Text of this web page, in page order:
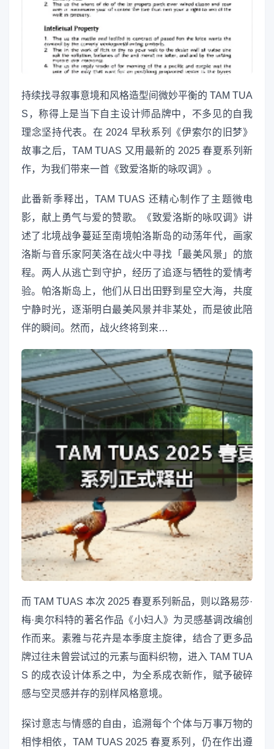
持续找寻叙事意境和风格造型间微妙平衡的 TAM TUA
S，称得上是当下自主设计师品牌中，不多见的自我
理念坚持代表。在 2024 早秋系列《伊索尔的旧梦》
故事之后，TAM TUAS 又用最新的 2025 春夏系列新
作，为我们带来一首《致爱洛斯的咏叹调》。
此番新季释出，TAM TUAS 还精心制作了主题微电
影，献上勇气与爱的赞歌。《致爱洛斯的咏叹调》讲
述了北境战争蔓延至南境帕洛斯岛的动荡年代，画家
洛斯与音乐家阿芙洛在战火中寻找「最美风景」的旅
程。两人从逃亡到守护，经历了追逐与牺牲的爱情考
验。帕洛斯岛上，他们从日出田野到星空大海，共度
宁静时光，逐渐明白最美风景并非某处，而是彼此陪
伴的瞬间。然而，战火终将到来…
而 TAM TUAS 本次 2025 春夏系列新品，则以路易莎·
梅·奥尔科特的著名作品《小妇人》为灵感基调改编创
作而来。素雅与花卉是本季度主旋律，结合了更多品
牌过往未曾尝试过的元素与面料织物，进入 TAM TUA
S 的成衣设计体系之中，为全系成衣新作，赋予破碎
感与空灵感并存的别样风格意境。
探讨意志与情感的自由，追溯每个个体与万事万物的
相悖相依，TAM TUAS 2025 春夏系列，仍在作出遵